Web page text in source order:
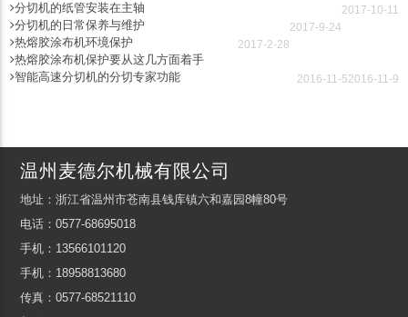
分切机的纸管安装在主轴 2017-10-11
分切机的日常保养与维护 2017-9-24
热熔胶涂布机环境保护 2017-2-28
热熔胶涂布机保护要从这几方面着手
2016-11-9
智能高速分切机的分切专家功能 2016-11-5
温州麦德尔机械有限公司
地址：浙江省温州市苍南县钱库镇六和嘉园8幢80号
电话：0577-68695018
手机：13566101120
手机：18958813680
传真：0577-68521110